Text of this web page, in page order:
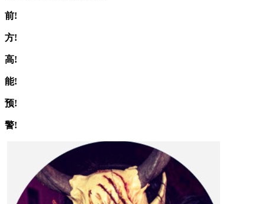
前!
方!
高!
能!
预!
警!